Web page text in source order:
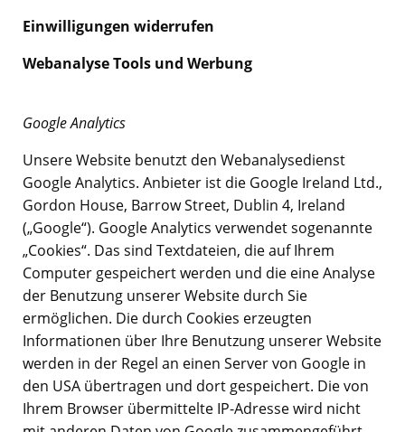
Einwilligungen widerrufen
Webanalyse Tools und Werbung
Google Analytics
Unsere Website benutzt den Webanalysedienst
Google Analytics. Anbieter ist die Google Ireland Ltd.,
Gordon House, Barrow Street, Dublin 4, Ireland
(„Google“). Google Analytics verwendet sogenannte
„Cookies“. Das sind Textdateien, die auf Ihrem
Computer gespeichert werden und die eine Analyse
der Benutzung unserer Website durch Sie
ermöglichen. Die durch Cookies erzeugten
Informationen über Ihre Benutzung unserer Website
werden in der Regel an einen Server von Google in
den USA übertragen und dort gespeichert. Die von
Ihrem Browser übermittelte IP-Adresse wird nicht